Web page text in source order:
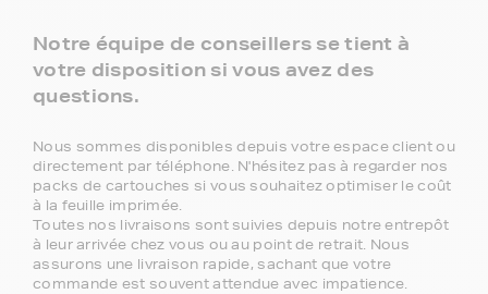
Notre équipe de conseillers se tient à
votre disposition si vous avez des
questions.
Nous sommes disponibles depuis votre espace client ou
directement par téléphone. N'hésitez pas à regarder nos
packs de cartouches si vous souhaitez optimiser le coût
à la feuille imprimée.
Toutes nos livraisons sont suivies depuis notre entrepôt
à leur arrivée chez vous ou au point de retrait. Nous
assurons une livraison rapide, sachant que votre
commande est souvent attendue avec impatience.